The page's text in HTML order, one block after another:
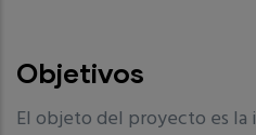
Objetivos
El objeto del proyecto es la